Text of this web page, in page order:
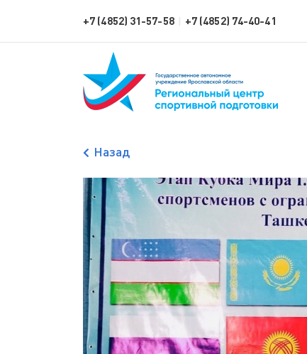
+7 (4852) 31-57-58 | +7 (4852) 74-40-41
Назад